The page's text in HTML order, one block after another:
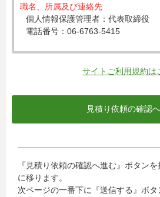
職名、所属及び連絡先
個人情報保護管理者：代表取締役
電話番号：06-6763-5415
c) 個人情報の利用目的
入力された個人情報は、お見積り依
d) 個人情報の第三者提供について
当社がお客様から収集した以下の
行会社が行う不正利用検知・防止の
されているカード発行会社へ提供さ
サイトご利用規約は
『見積り依頼の確認へ進む』ボタン
に移ります。
次ページの一番下に『送信する』ボ